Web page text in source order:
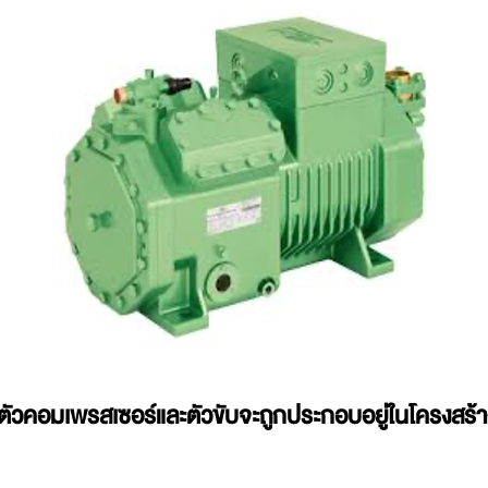
คอมเพรสเซอร์และตัวขับจะถูกประกอบอยู่ในโครงสร้